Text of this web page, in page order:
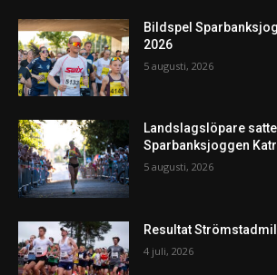
Bildspel
2026
5 augusti, 2026
Landslagslöpare
Sparbanksjoggen
5 augusti, 2026
Resultat
4 juli, 2026